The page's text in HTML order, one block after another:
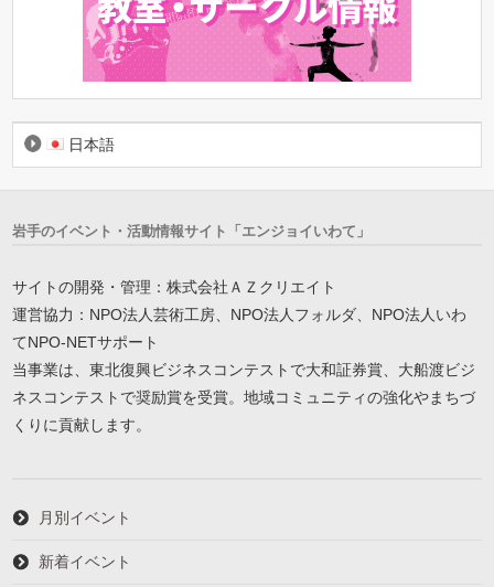
日本語
岩手のイベント・活動情報サイト「エンジョイいわて」
サイトの開発・管理：株式会社ＡＺクリエイト
運営協力：NPO法人芸術工房、NPO法人フォルダ、NPO法人いわ
てNPO-NETサポート
当事業は、東北復興ビジネスコンテストで大和証券賞、大船渡ビジ
ネスコンテストで奨励賞を受賞。地域コミュニティの強化やまちづ
くりに貢献します。
月別イベント
新着イベント